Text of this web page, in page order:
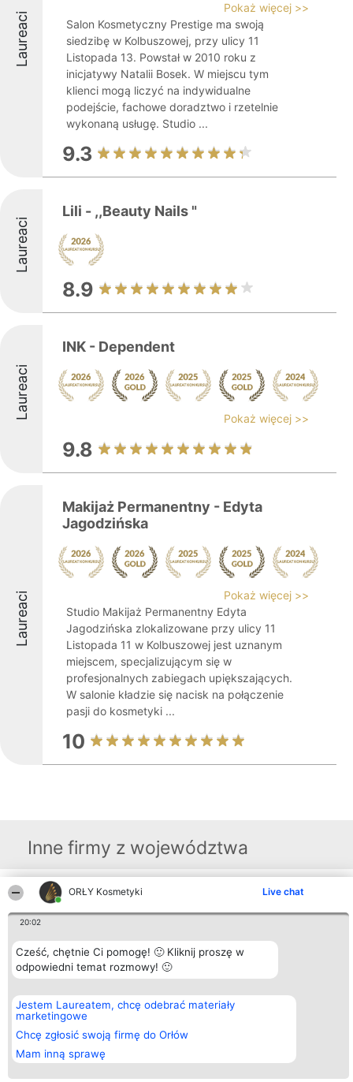
ORŁY Kosmetyki Live chat
20:02
Cześć, chętnie Ci pomogę! 🙂 Kliknij proszę w
odpowiedni temat rozmowy! 🙂
Jestem Laureatem, chcę odebrać materiały
marketingowe
Chcę zgłosić swoją firmę do Orłów
Mam inną sprawę
Laureaci
Pokaż więcej >>
Salon Kosmetyczny Prestige ma swoją
siedzibę w Kolbuszowej, przy ulicy 11
Listopada 13. Powstał w 2010 roku z
inicjatywy Natalii Bosek. W miejscu tym
klienci mogą liczyć na indywidualne
podejście, fachowe doradztwo i rzetelnie
wykonaną usługę. Studio ...
9.3
Laureaci
Lili - ,,Beauty Nails "
8.9
Laureaci
INK - Dependent
Pokaż więcej >>
9.8
Laureaci
Makijaż Permanentny - Edyta
Jagodzińska
Pokaż więcej >>
Studio Makijaż Permanentny Edyta
Jagodzińska zlokalizowane przy ulicy 11
Listopada 11 w Kolbuszowej jest uznanym
miejscem, specjalizującym się w
profesjonalnych zabiegach upiększających.
W salonie kładzie się nacisk na połączenie
pasji do kosmetyki ...
10
Inne firmy z województwa
Organizator plebiscytu
Bright Side Solutions sp. z o.
o. sp. k.
Wrocław 50-079
KRS 0000749100 | Regon
381313360 | NIP 8943132676
Laureaci
Laureatów
Zasady
Regulamin
Prywatności
Articles
Kontakt